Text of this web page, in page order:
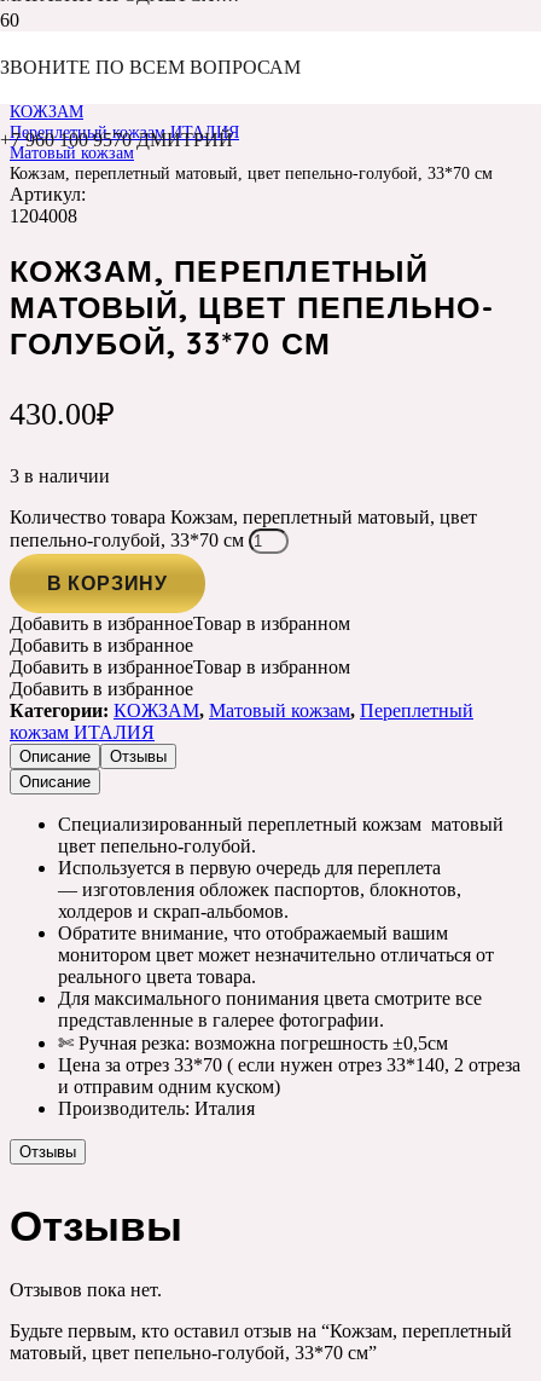
ЗВОНИТЕ ПО ВСЕМ ВОПРОСАМ
+7 960 100 9570 ДМИТРИЙ
Главная
КОЖЗАМ
Переплетный кожзам ИТАЛИЯ
Матовый кожзам
Кожзам, переплетный матовый, цвет пепельно-голубой, 33*70 см
Артикул:
1204008
КОЖЗАМ, ПЕРЕПЛЕТНЫЙ
МАТОВЫЙ, ЦВЕТ ПЕПЕЛЬНО-
ГОЛУБОЙ, 33*70 СМ
430.00₽
3 в наличии
Количество товара Кожзам, переплетный матовый, цвет
пепельно-голубой, 33*70 см
В КОРЗИНУ
Добавить в избранноеТовар в избранном
Добавить в избранное
Добавить в избранноеТовар в избранном
Добавить в избранное
Категории: КОЖЗАМ, Матовый кожзам, Переплетный
кожзам ИТАЛИЯ
Описание
Отзывы
Описание
Специализированный переплетный кожзам матовый
цвет пепельно-голубой.
Используется в первую очередь для переплета
— изготовления обложек паспортов, блокнотов,
холдеров и скрап-альбомов.
Обратите внимание, что отображаемый вашим
монитором цвет может незначительно отличаться от
реального цвета товара.
Для максимального понимания цвета смотрите все
представленные в галерее фотографии.
✄ Ручная резка: возможна погрешность ±0,5см
Цена за отрез 33*70 ( если нужен отрез 33*140, 2 отреза
и отправим одним куском)
Производитель: Италия
Отзывы
Отзывы
Отзывов пока нет.
Будьте первым, кто оставил отзыв на “Кожзам, переплетный
матовый, цвет пепельно-голубой, 33*70 см”